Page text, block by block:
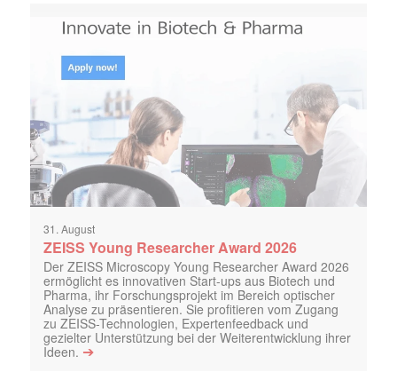
31. August
ZEISS Young Researcher Award 2026
Der ZEISS Microscopy Young Researcher Award 2026
ermöglicht es innovativen Start-ups aus Biotech und
Pharma, ihr Forschungsprojekt im Bereich optischer
Analyse zu präsentieren. Sie profitieren vom Zugang
zu ZEISS-Technologien, Expertenfeedback und
gezielter Unterstützung bei der Weiterentwicklung ihrer
Ideen. ➔